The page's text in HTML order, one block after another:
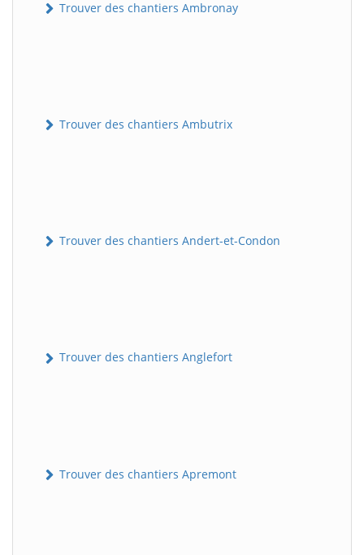
Trouver des chantiers Ambronay
Trouver des chantiers Ambutrix
Trouver des chantiers Andert-et-Condon
Trouver des chantiers Anglefort
Trouver des chantiers Apremont